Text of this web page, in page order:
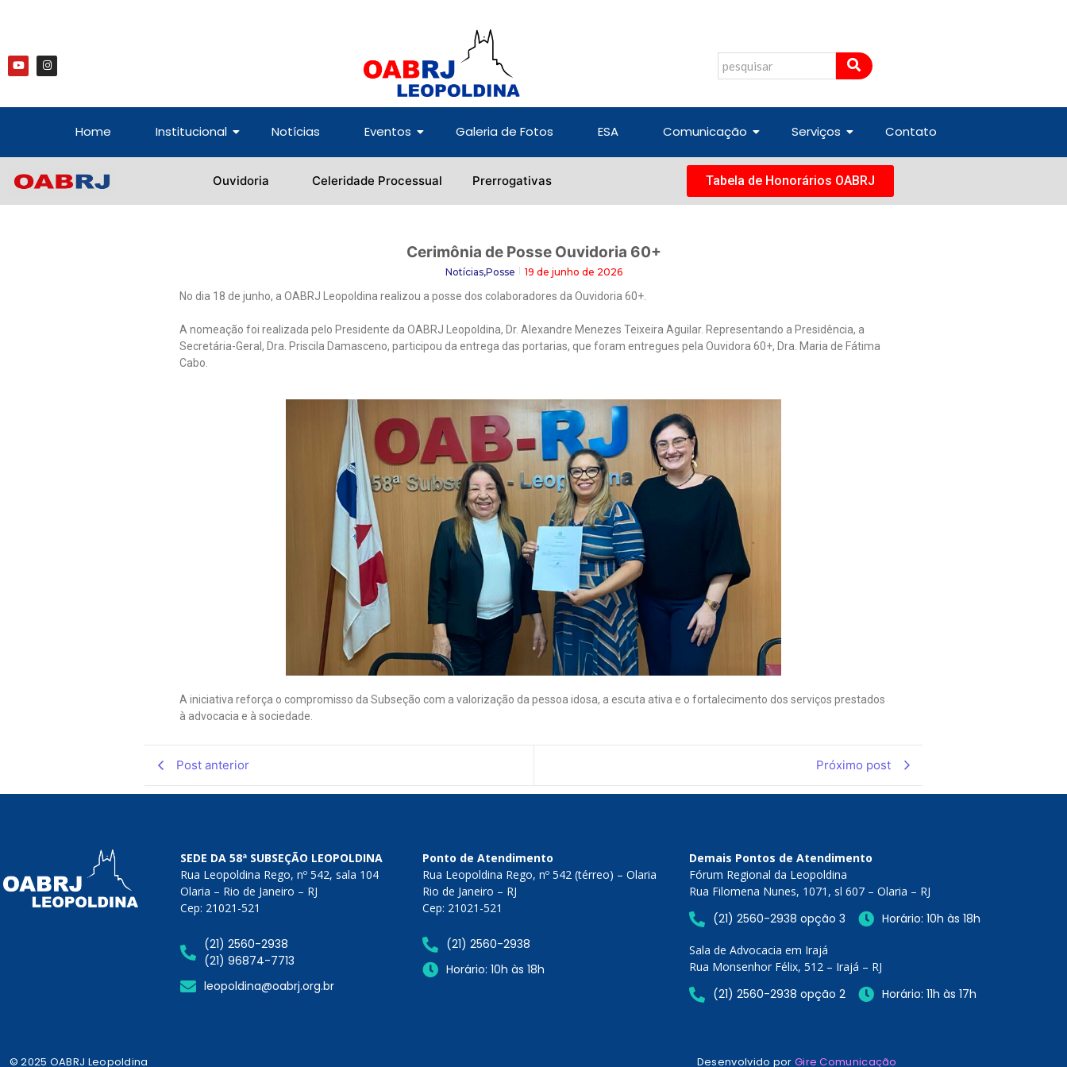
Home Institucional Notícias Eventos Galeria de Fotos ESA Comunicação Serviços Contato
Ouvidoria Celeridade Processual Prerrogativas Tabela de Honorários OABRJ
Cerimônia de Posse Ouvidoria 60+
Notícias,Posse 19 de junho de 2026
No dia 18 de junho, a OABRJ Leopoldina realizou a posse dos colaboradores da Ouvidoria 60+.
A nomeação foi realizada pelo Presidente da OABRJ Leopoldina, Dr. Alexandre Menezes Teixeira Aguilar. Representando a Presidência, a
Secretária-Geral, Dra. Priscila Damasceno, participou da entrega das portarias, que foram entregues pela Ouvidora 60+, Dra. Maria de Fátima
Cabo.
A iniciativa reforça o compromisso da Subseção com a valorização da pessoa idosa, a escuta ativa e o fortalecimento dos serviços prestados
à advocacia e à sociedade.
Post anterior Próximo post
SEDE DA 58ª SUBSEÇÃO LEOPOLDINA
Rua Leopoldina Rego, nº 542, sala 104
Olaria – Rio de Janeiro – RJ
Cep: 21021-521
(21) 2560-2938
(21) 96874-7713
leopoldina@oabrj.org.br
Ponto de Atendimento
Rua Leopoldina Rego, nº 542 (térreo) – Olaria
Rio de Janeiro – RJ
Cep: 21021-521
(21) 2560-2938
Horário: 10h às 18h
Demais Pontos de Atendimento
Fórum Regional da Leopoldina
Rua Filomena Nunes, 1071, sl 607 – Olaria – RJ
(21) 2560-2938 opção 3 Horário: 10h às 18h
Sala de Advocacia em Irajá
Rua Monsenhor Félix, 512 – Irajá – RJ
(21) 2560-2938 opção 2 Horário: 11h às 17h
© 2025 OABRJ Leopoldina Desenvolvido por Gire Comunicação